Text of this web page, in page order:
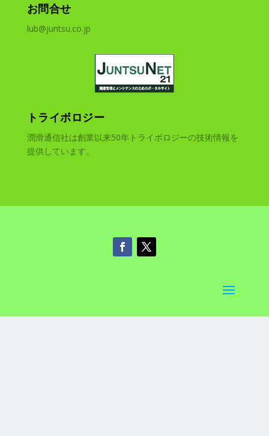
お問合せ
lub@juntsu.co.jp
トライボロジー
潤滑通信社は創業以来50年トライボロジーの技術情報を
提供しています。